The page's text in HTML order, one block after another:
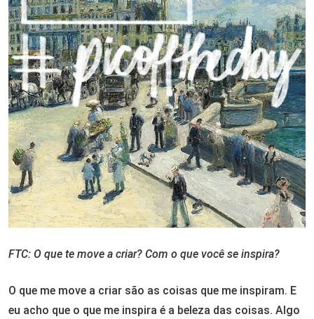
FTC: O que te move a criar? Com o que você se inspira?
O que me move a criar são as coisas que me inspiram. E
eu acho que o que me inspira é a beleza das coisas. Algo